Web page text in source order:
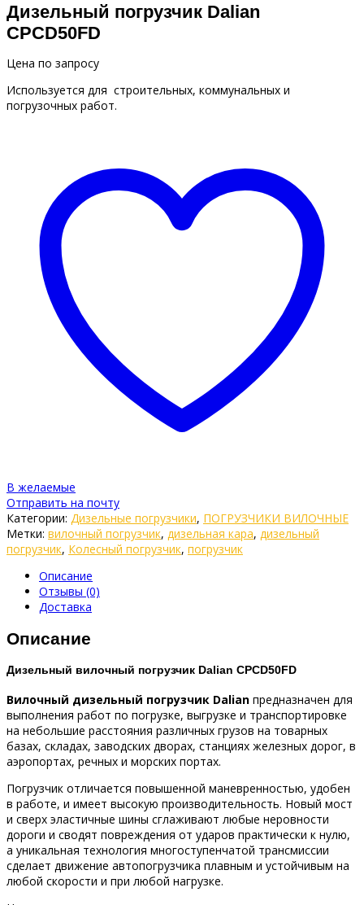
Дизельный погрузчик Dalian
CPCD50FD
Цена по запросу
Используется для строительных, коммунальных и
погрузочных работ.
В желаемые
Отправить на почту
Категории: Дизельные погрузчики, ПОГРУЗЧИКИ ВИЛОЧНЫЕ
Метки: вилочный погрузчик, дизельная кара, дизельный
погрузчик, Колесный погрузчик, погрузчик
Описание
Отзывы (0)
Доставка
Описание
Дизельный вилочный погрузчик Dalian CPCD50FD
Вилочный дизельный погрузчик Dalian предназначен для
выполнения работ по погрузке, выгрузке и транспортировке
на небольшие расстояния различных грузов на товарных
базах, складах, заводских дворах, станциях железных дорог, в
аэропортах, речных и морских портах.
Погрузчик отличается повышенной маневренностью, удобен
в работе, и имеет высокую производительность. Новый мост
и сверх эластичные шины сглаживают любые неровности
дороги и сводят повреждения от ударов практически к нулю,
а уникальная технология многоступенчатой трансмиссии
сделает движение автопогрузчика плавным и устойчивым на
любой скорости и при любой нагрузке.